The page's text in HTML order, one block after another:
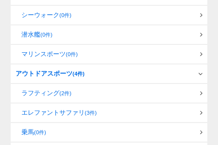
シーウォーク(0件)
潜水艦(0件)
マリンスポーツ(0件)
アウトドアスポーツ(4件)
ラフティング(2件)
エレファントサファリ(3件)
乗馬(0件)